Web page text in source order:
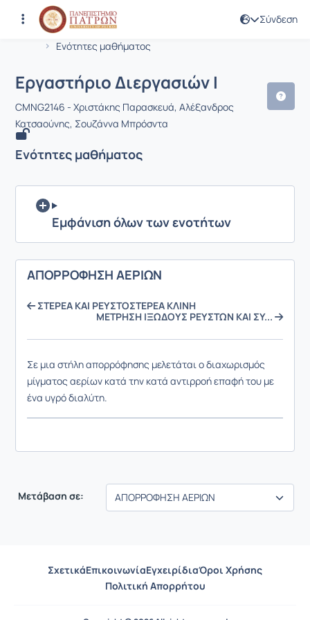
Σύνδεση
Αρχική Σελίδα
Ενότητες μαθήματος
Μάθημα : Εργαστήριο Διεργασιών I
Κωδικός : CMNG2146
Εργαστήριο Διεργασιών I
CMNG2146 - Χριστάκης Παρασκευά, Αλέξανδρος
Κατσαούνης, Σουζάννα Μπρόσντα
Ενότητες μαθήματος
Εμφάνιση όλων των ενοτήτων
ΑΠΟΡΡΟΦΗΣΗ ΑΕΡΙΩΝ
ΣΤΕΡΕΑ ΚΑΙ ΡΕΥΣΤΟΣΤΕΡΕΑ ΚΛΙΝΗ
ΜΕΤΡΗΣΗ ΙΞΩΔΟΥΣ ΡΕΥΣΤΩΝ ΚΑΙ ΣΥ...
Σε μια στήλη απορρόφησης μελετάται ο διαχωρισμός
μίγματος αερίων κατά την κατά αντιρροή επαφή του με
ένα υγρό διαλύτη.
Μετάβαση σε:
ΣχετικάΕπικοινωνίαΕγχειρίδιαΌροι Χρήσης
Πολιτική Απορρήτου